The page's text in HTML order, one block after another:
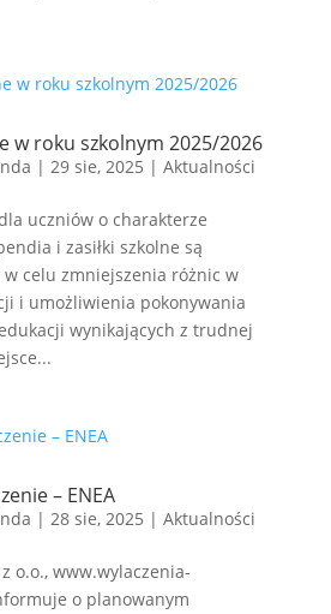
w roku szkolnym 2025/2026
| 29 sie, 2025 | Aktualności
uczniów o charakterze
i zasiłki szkolne są
celu zmniejszenia różnic w
i umożliwienia pokonywania
wynikających z trudnej
– ENEA
| 28 sie, 2025 | Aktualności
o.o., www.wylaczenia-
o planowanym